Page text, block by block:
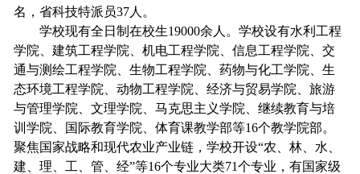
名，省科技特派员37人。
学校现有全日制在校生19000余人。学校设有水利工程
学院、建筑工程学院、机电工程学院、信息工程学院、交
通与测绘工程学院、生物工程学院、药物与化工学院、生
态环境工程学院、动物工程学院、经济与贸易学院、旅游
与管理学院、文理学院、马克思主义学院、继续教育与培
训学院、国际教育学院、体育课教学部等16个教学院部。
聚焦国家战略和现代农业产业链，学校开设“农、林、水、
建、理、工、管、经”等16个专业大类71个专业，有国家级